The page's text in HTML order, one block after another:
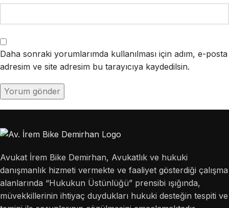
Daha sonraki yorumlarımda kullanılması için adım, e-posta
adresim ve site adresim bu tarayıcıya kaydedilsin.
Avukat İrem Bike Demirhan, Avukatlık ve hukuki
danışmanlık hizmeti vermekte ve faaliyet gösterdiği çalışma
alanlarında “Hukukun Üstünlüğü” prensibi ışığında,
müvekkillerinin ihtiyaç duydukları hukuki desteğin tespiti ve